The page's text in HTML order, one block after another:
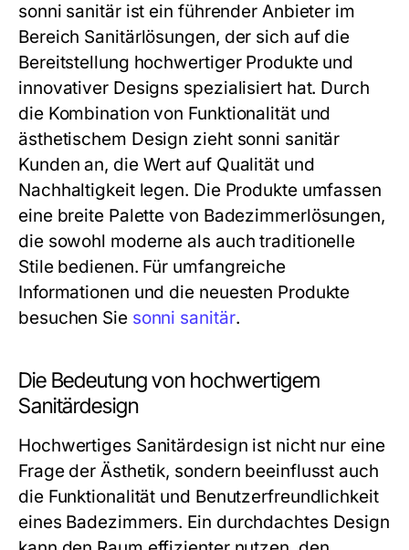
sonni sanitär ist ein führender Anbieter im
Bereich Sanitärlösungen, der sich auf die
Bereitstellung hochwertiger Produkte und
innovativer Designs spezialisiert hat. Durch
die Kombination von Funktionalität und
ästhetischem Design zieht sonni sanitär
Kunden an, die Wert auf Qualität und
Nachhaltigkeit legen. Die Produkte umfassen
eine breite Palette von Badezimmerlösungen,
die sowohl moderne als auch traditionelle
Stile bedienen. Für umfangreiche
Informationen und die neuesten Produkte
besuchen Sie sonni sanitär.
Die Bedeutung von hochwertigem
Sanitärdesign
Hochwertiges Sanitärdesign ist nicht nur eine
Frage der Ästhetik, sondern beeinflusst auch
die Funktionalität und Benutzerfreundlichkeit
eines Badezimmers. Ein durchdachtes Design